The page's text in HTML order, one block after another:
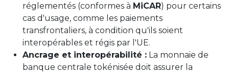
réglementés (conformes à MiCAR) pour certains
cas d'usage, comme les paiements
transfrontaliers, à condition qu'ils soient
interopérables et régis par l'UE.
Ancrage et interopérabilité : La monnaie de
banque centrale tokénisée doit assurer la